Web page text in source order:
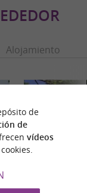
Alojamiento
de
de
vídeos